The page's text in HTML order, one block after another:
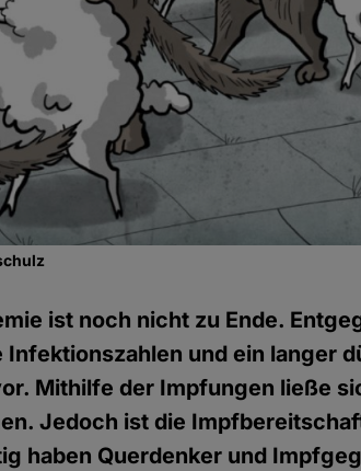
ist noch nicht zu Ende.
Infektionszahlen und ein langer
Mithilfe der Impfungen ließe
Jedoch ist die
haben Querdenker und